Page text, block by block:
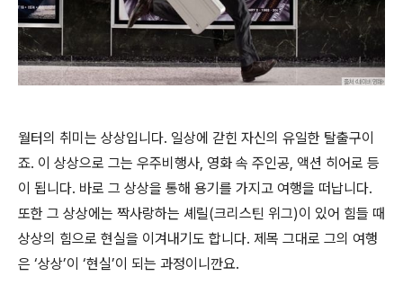
월터의 취미는 상상입니다. 일상에 갇힌 자신의 유일한 탈출구이
죠. 이 상상으로 그는 우주비행사, 영화 속 주인공, 액션 히어로 등
이 됩니다. 바로 그 상상을 통해 용기를 가지고 여행을 떠납니다.
또한 그 상상에는 짝사랑하는 셰릴(크리스틴 위그)이 있어 힘들 때
상상의 힘으로 현실을 이겨내기도 합니다. 제목 그대로 그의 여행
은 ‘상상’이 ‘현실’이 되는 과정이니깐요.